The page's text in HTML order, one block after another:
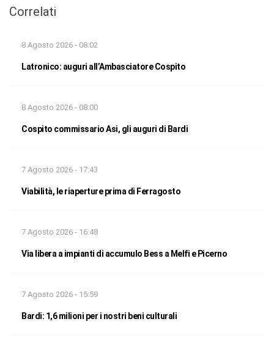
Correlati
8 Agosto 2026 - 08:02
Latronico: auguri all’Ambasciatore Cospito
8 Agosto 2026 - 08:00
Cospito commissario Asi, gli auguri di Bardi
7 Agosto 2026 - 17:43
Viabilità, le riaperture prima di Ferragosto
7 Agosto 2026 - 16:48
Via libera a impianti di accumulo Bess a Melfi e Picerno
7 Agosto 2026 - 15:59
Bardi: 1,6 milioni per i nostri beni culturali